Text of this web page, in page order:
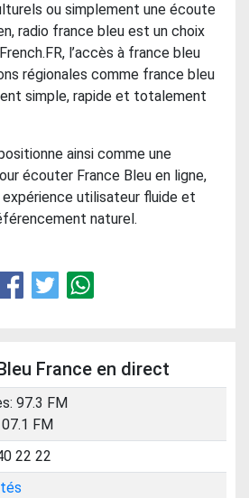
ou simplement une écoute
radio france bleu est un choix
l’accès à france bleu
régionales comme france bleu
simple, rapide et totalement
ainsi comme une
écouter France Bleu en ligne,
utilisateur fluide et
naturel.
France en direct
97.3 FM
FM
22 22